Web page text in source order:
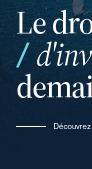
Le
vos